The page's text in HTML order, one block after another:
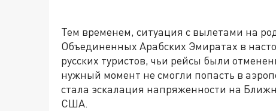
Тем временем, ситуация с вылетами на
Объединенных Арабских Эмиратах в
русских туристов, чьи рейсы были
нужный момент не смогли попасть в
стала эскалация напряженности на
США.